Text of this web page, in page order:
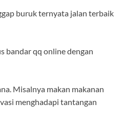
buruk ternyata jalan terbaik
bandar qq online dengan
Misalnya makan makanan
menghadapi tantangan